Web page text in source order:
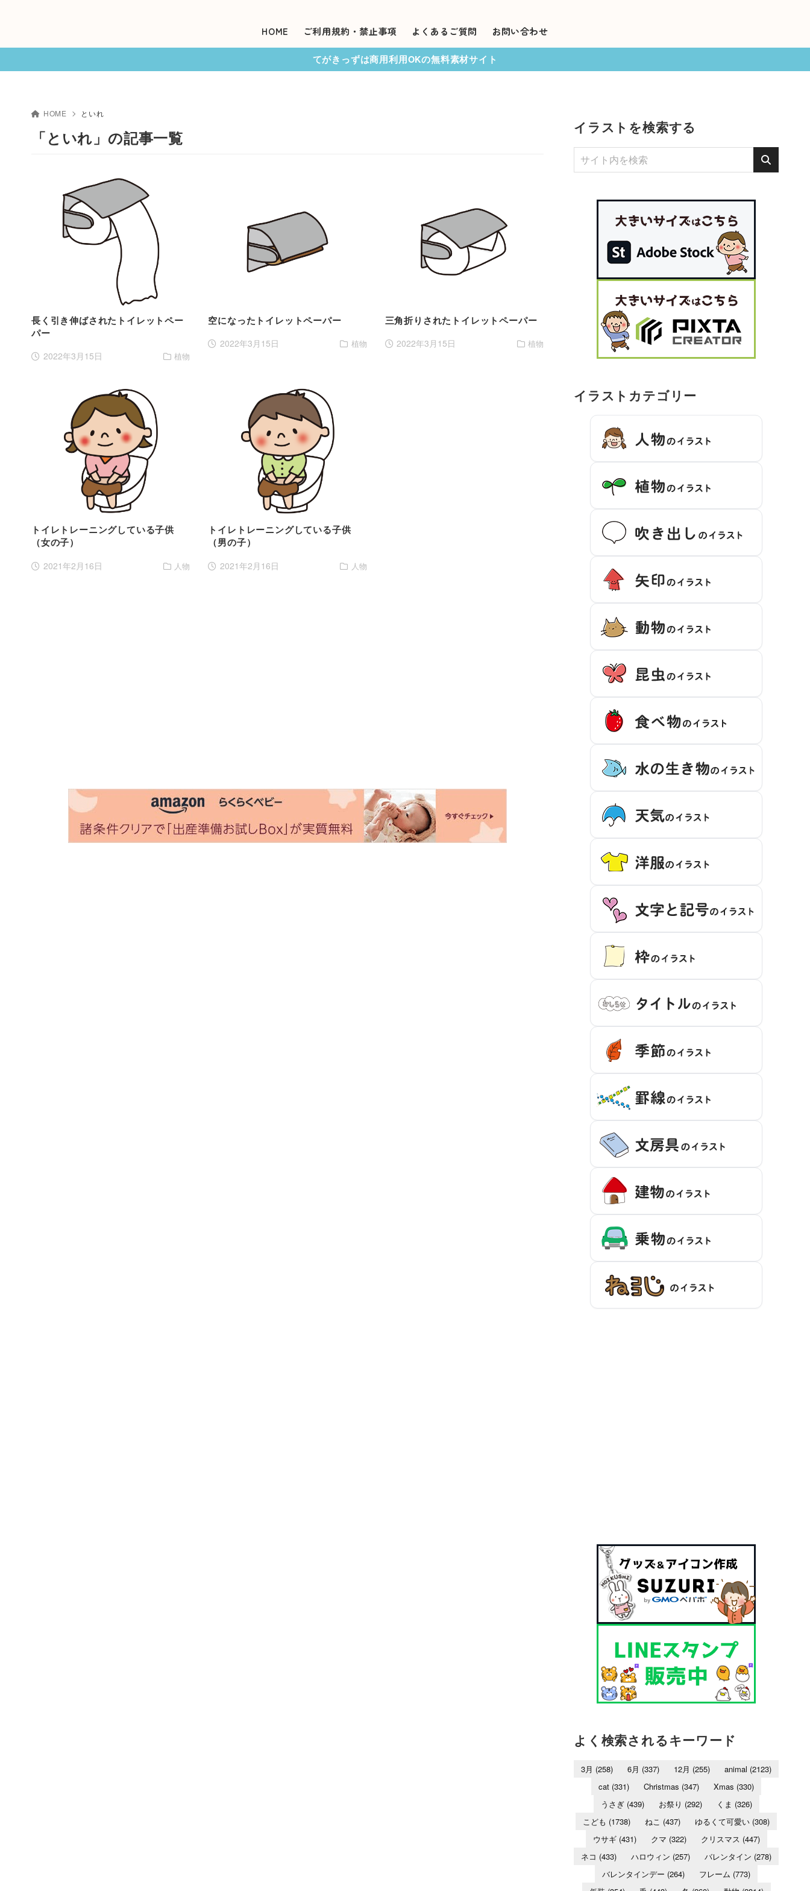
HOME ご利用規約・禁止事項 よくあるご質問 お問い合わせ
てがきっずは商用利用OKの無料素材サイト
HOME といれ
「といれ」の記事一覧
長く引き伸ばされたトイレットペー
パー
2022年3月15日 植物
空になったトイレットペーパー
2022年3月15日 植物
三角折りされたトイレットペーパー
2022年3月15日 植物
トイレトレーニングしている子供
（女の子）
2021年2月16日 人物
トイレトレーニングしている子供
（男の子）
2021年2月16日 人物
イラストを検索する
イラストカテゴリー
よく検索されるキーワード
3月 (258) 6月 (337) 12月 (255) animal (2123)
cat (331) Christmas (347) Xmas (330)
うさぎ(439) お祭り (292) くま (326)
こども (1738) ねこ (437) ゆるくて可愛い (308)
ウサギ(431) クマ (322) クリスマス (447)
ネコ (433) ハロウィン (257) バレンタイン (278)
バレンタインデー (264) フレーム (773)